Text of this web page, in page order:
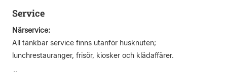
Service
Närservice:
All tänkbar service finns utanför husknuten;
lunchrestauranger, frisör, kiosker och klädaffärer.